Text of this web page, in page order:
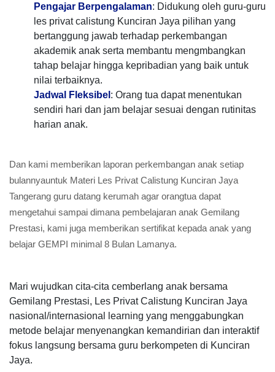
Pengajar Berpengalaman: Didukung oleh guru-guru
les privat calistung Kunciran Jaya pilihan yang
bertanggung jawab terhadap perkembangan
akademik anak serta membantu mengmbangkan
tahap belajar hingga kepribadian yang baik untuk
nilai terbaiknya.
Jadwal Fleksibel : Orang tua dapat menentukan
sendiri hari dan jam belajar sesuai dengan rutinitas
harian anak.
Dan kami memberikan laporan perkembangan anak setiap
bulannyauntuk Materi Les Privat Calistung Kunciran Jaya
Tangerang guru datang kerumah agar orangtua dapat
mengetahui sampai dimana pembelajaran anak Gemilang
Prestasi, kami juga memberikan sertifikat kepada anak yang
belajar GEMPI minimal 8 Bulan Lamanya.
Mari wujudkan cita-cita cemberlang anak bersama
Gemilang Prestasi, Les Privat Calistung Kunciran Jaya
nasional/internasional learning yang menggabungkan
metode belajar menyenangkan kemandirian dan interaktif
fokus langsung bersama guru berkompeten di Kunciran
Jaya.